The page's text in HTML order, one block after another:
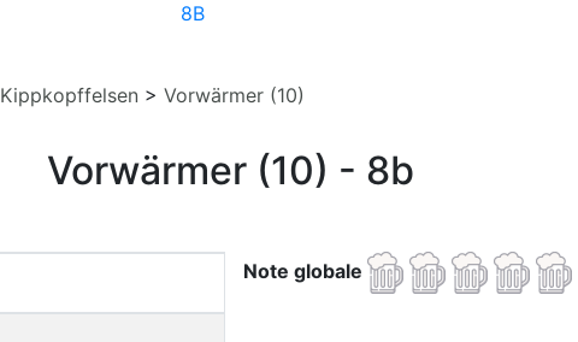
8B
Kippkopffelsen > Vorwärmer (10)
Vorwärmer (10) - 8b
Note globale